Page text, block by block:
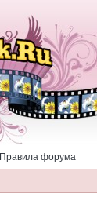
Правила форума